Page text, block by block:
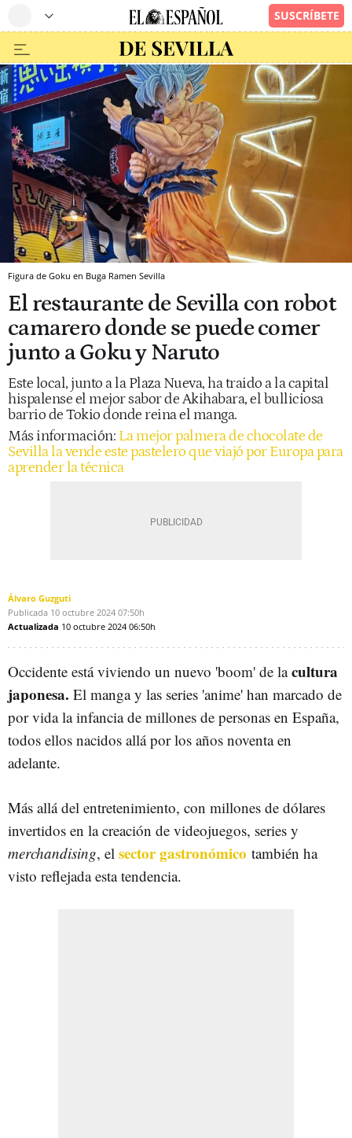
Figura de Goku en Buga Ramen Sevilla
El restaurante de Sevilla con robot
camarero donde se puede comer
junto a Goku y Naruto
Este local, junto a la Plaza Nueva, ha traido a la capital
hispalense el mejor sabor de Akihabara, el bulliciosa
barrio de Tokio donde reina el manga.
Más información: La mejor palmera de chocolate de
Sevilla la vende este pastelero que viajó por Europa para
aprender la técnica
Álvaro Guzguti
Publicada 10 octubre 2024 07:50h
Actualizada 10 octubre 2024 06:50h
Occidente está viviendo un nuevo 'boom' de lacultura
japonesa. El manga y las series 'anime' han marcado de
por vida la infancia de millones de personas en España,
todos ellos nacidos allá por los años noventa en
adelante.
Más allá del entretenimiento, con millones de dólares
invertidos en la creación de videojuegos, series y
merchandising, el sector gastronómico también ha
visto reflejada esta tendencia.